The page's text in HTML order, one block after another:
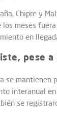
Chipre y
meses
en
pese
se
interanual
se